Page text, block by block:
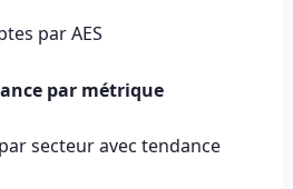
par AES
par métrique
secteur avec tendance